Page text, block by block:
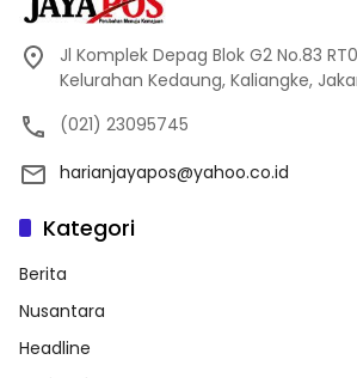
Jl Komplek Depag Blok G2 No.83
Kelurahan Kedaung, Kaliangke,
(021) 23095745
harianjayapos@yahoo.co.id
Kategori
Berita
Nusantara
Headline